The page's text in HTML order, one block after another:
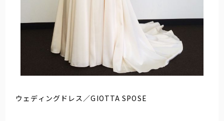
ウェディングドレス／GIOTTA SPOSE